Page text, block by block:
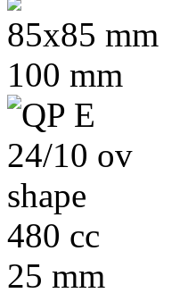
85x85 mm
100 mm
480 cc
25 mm